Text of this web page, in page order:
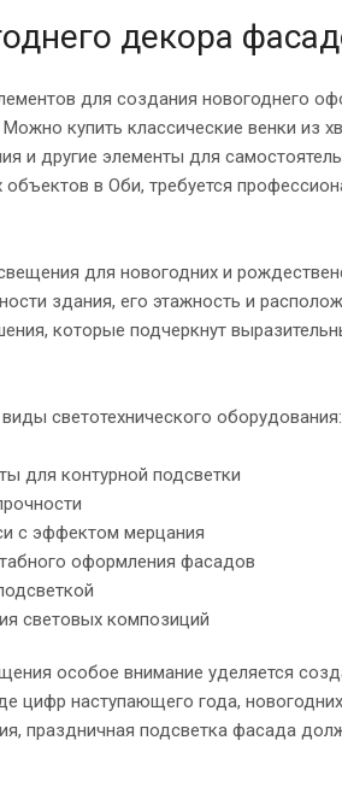
декора
для создания новогоднего
купить классические венки из
и другие элементы для
в Оби, требуется
для новогодних и
здания, его этажность и
которые подчеркнут
светотехнического оборудования:
для контурной подсветки
с эффектом мерцания
оформления фасадов
световых композиций
особое внимание уделяется
цифр наступающего года,
праздничная подсветка фасада